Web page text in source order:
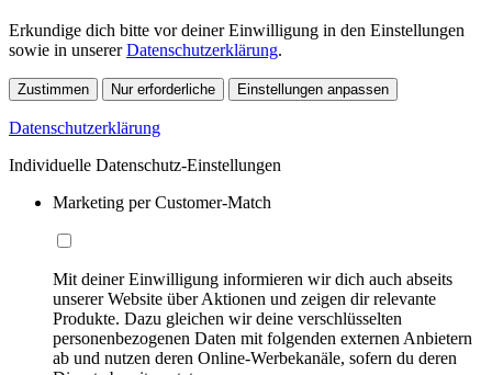
Erkundige dich bitte vor deiner Einwilligung in den Einstellungen
sowie in unsererDatenschutzerklärung.
Zustimmen Nur erforderliche Einstellungen anpassen
Datenschutzerklärung
Individuelle Datenschutz-Einstellungen
Marketing per Customer-Match
Mit deiner Einwilligung informieren wir dich auch abseits
unserer Website über Aktionen und zeigen dir relevante
Produkte. Dazu gleichen wir deine verschlüsselten
personenbezogenen Daten mit folgenden externen Anbietern
ab und nutzen deren Online-Werbekanäle, sofern du deren